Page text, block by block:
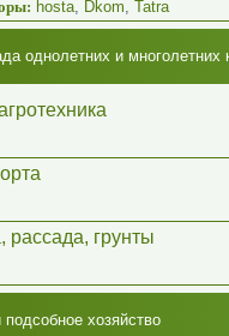
hosta Dkom Tatra
однолетних и многолетних
рассада, грунты
хозяйство